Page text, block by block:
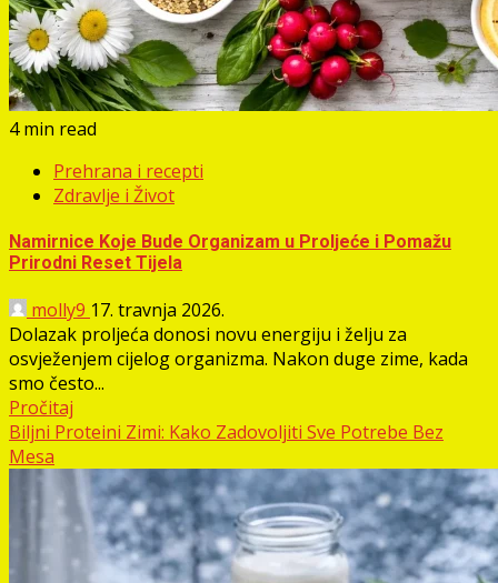
4 min read
Prehrana i recepti
Zdravlje i Život
Namirnice Koje Bude Organizam u Proljeće i Pomažu
Prirodni Reset Tijela
molly9 17. travnja 2026.
Dolazak proljeća donosi novu energiju i želju za
osvježenjem cijelog organizma. Nakon duge zime, kada
smo često...
Pročitaj
Biljni Proteini Zimi: Kako Zadovoljiti Sve Potrebe Bez
Mesa